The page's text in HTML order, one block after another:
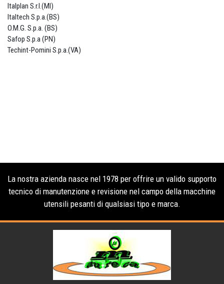
Italplan S.r.l.(MI)
Italtech S.p.a.(BS)
O.M.G. S.p.a. (BS)
Safop S.p.a (PN)
Techint-Pomini S.p.a.(VA)
La nostra azienda nasce nel 1978 per offrire un valido supporto
tecnico di manutenzione e revisione nel campo della macchine
utensili pesanti di qualsiasi tipo e marca.